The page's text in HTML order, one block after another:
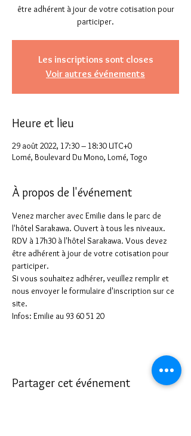
être adhérent à jour de votre cotisation pour
participer.
Les inscriptions sont closes
Voir autres événements
Heure et lieu
29 août 2022, 17:30 – 18:30 UTC+0
Lomé, Boulevard Du Mono, Lomé, Togo
À propos de l'événement
Venez marcher avec Emilie dans le parc de
l'hôtel Sarakawa. Ouvert à tous les niveaux.
RDV à 17h30 à l'hôtel Sarakawa. Vous devez
être adhérent à jour de votre cotisation pour
participer.
Si vous souhaitez adhérer, veuillez remplir et
nous envoyer le formulaire d'inscription sur ce
site.
Infos: Emilie au 93 60 51 20
Partager cet événement